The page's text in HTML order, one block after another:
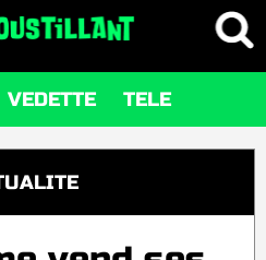
VEDETTE TELE